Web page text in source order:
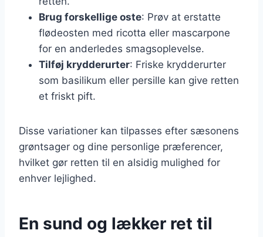
Brug forskellige oste: Prøv at erstatte
flødeosten med ricotta eller mascarpone
for en anderledes smagsoplevelse.
Tilføj krydderurter: Friske krydderurter
som basilikum eller persille kan give retten
et friskt pift.
Disse variationer kan tilpasses efter sæsonens
grøntsager og dine personlige præferencer,
hvilket gør retten til en alsidig mulighed for
enhver lejlighed.
En sund og lækker ret til